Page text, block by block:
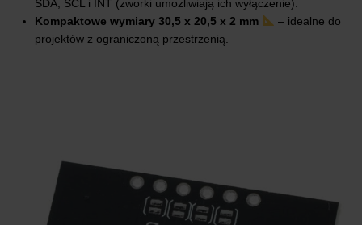
SDA, SCL i INT (zworki umożliwiają ich wyłączenie).
Kompaktowe wymiary 30,5 x 20,5 x 2 mm
– idealne do
projektów z ograniczoną przestrzenią.